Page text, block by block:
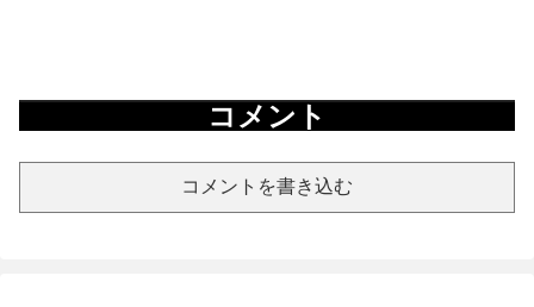
コメント
コメントを書き込む